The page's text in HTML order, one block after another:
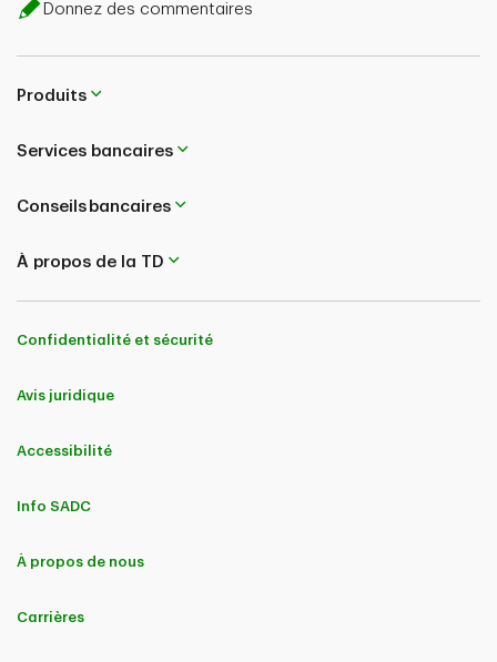
Donnez des commentaires
Produits
Services bancaires
Conseils bancaires
À propos de la TD
Confidentialité et sécurité
Avis juridique
Accessibilité
Info SADC
À propos de nous
Carrières